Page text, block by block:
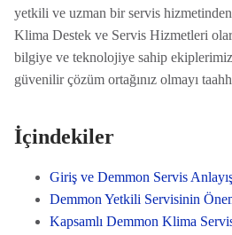
yetkili ve uzman bir servis
Klima Destek ve Servis Hizmetleri
bilgiye ve teknolojiye sahip
güvenilir çözüm ortağınız olmayı
İçindekiler
Giriş ve Demmon Servis
Demmon Yetkili Servisinin
Kapsamlı Demmon Klima